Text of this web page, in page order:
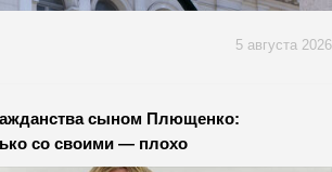
5 августа 2026
сыном Плющенко:
со своими — плохо